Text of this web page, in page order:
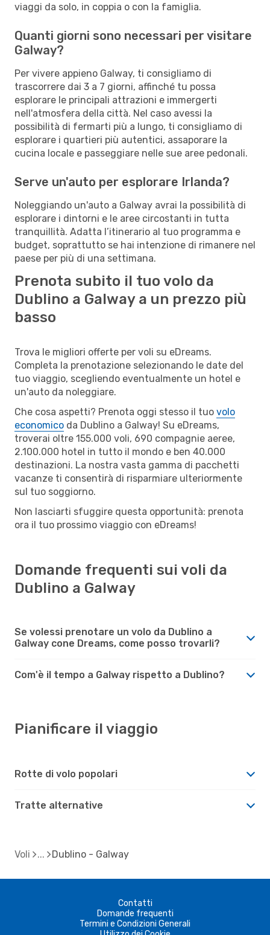
viaggi da solo, in coppia o con la famiglia.
Quanti giorni sono necessari per visitare
Galway?
Per vivere appieno Galway, ti consigliamo di
trascorrere dai 3 a 7 giorni, affinché tu possa
esplorare le principali attrazioni e immergerti
nell'atmosfera della città. Nel caso avessi la
possibilità di fermarti più a lungo, ti consigliamo di
esplorare i quartieri più autentici, assaporare la
cucina locale e passeggiare nelle sue aree pedonali.
Serve un'auto per esplorare Irlanda?
Noleggiando un'auto a Galway avrai la possibilità di
esplorare i dintorni e le aree circostanti in tutta
tranquillità. Adatta l’itinerario al tuo programma e
budget, soprattutto se hai intenzione di rimanere nel
paese per più di una settimana.
Prenota subito il tuo volo da
Dublino a Galway a un prezzo più
basso
Trova le migliori offerte per voli su eDreams.
Completa la prenotazione selezionando le date del
tuo viaggio, scegliendo eventualmente un hotel e
un'auto da noleggiare.
Che cosa aspetti? Prenota oggi stesso il tuo volo
economico da Dublino a Galway! Su eDreams,
troverai oltre 155.000 voli, 690 compagnie aeree,
2.100.000 hotel in tutto il mondo e ben 40.000
destinazioni. La nostra vasta gamma di pacchetti
vacanze ti consentirà di risparmiare ulteriormente
sul tuo soggiorno.
Non lasciarti sfuggire questa opportunità: prenota
ora il tuo prossimo viaggio con eDreams!
Domande frequenti sui voli da
Dublino a Galway
Se volessi prenotare un volo da Dublino a
Galway cone Dreams, come posso trovarli?
Com'è il tempo a Galway rispetto a Dublino?
Pianificare il viaggio
Rotte di volo popolari
Tratte alternative
Voli Dublino - Galway
Contatti
Domande frequenti
Termini e Condizioni Generali